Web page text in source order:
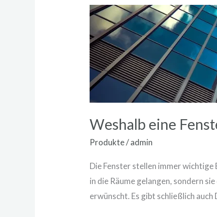
Weshalb eine
Produkte/admin
Die Fenster stellen immer wichtige
in die Räume gelangen, sondern
erwünscht. Es gibt schließlich
Weshalb
eine
Fensterfolie
blickdicht
kaufen?